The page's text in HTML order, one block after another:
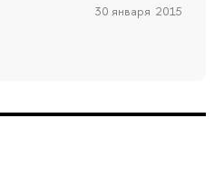
30 января 2015